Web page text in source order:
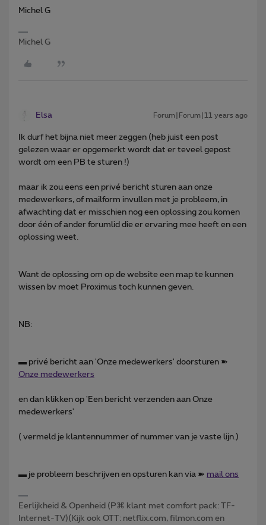
Michel G
Michel G
Elsa Forum|Forum|11 years ago
Ik durf het bijna niet meer zeggen (heb juist een post
gelezen waar er opgemerkt wordt dat er teveel gepost
wordt om een PB te sturen !)
maar ik zou eens een privé bericht sturen aan onze
medewerkers, of mailform invullen met je probleem, in
afwachting dat er misschien nog een oplossing zou komen
door één of ander forumlid die er ervaring mee heeft en een
oplossing weet.
Want de oplossing om op de website een map te kunnen
wissen bv moet Proximus toch kunnen geven.
NB:
▬ privé bericht aan 'Onze medewerkers' doorsturen ➽
Onze medewerkers
en dan klikken op 'Een bericht verzenden aan Onze
medewerkers'
( vermeld je klantennummer of nummer van je vaste lijn.)
▬ je probleem beschrijven en opsturen kan via ➽ mail ons
Eerlijkheid & Openheid (P⌘ klant met comfort pack: TF-
Internet-TV)(Kijk ook OTT: netflix.com, filmon.com en